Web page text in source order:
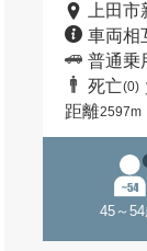
上田
車両相
普通乗
死亡(0)
距離2597m
45～